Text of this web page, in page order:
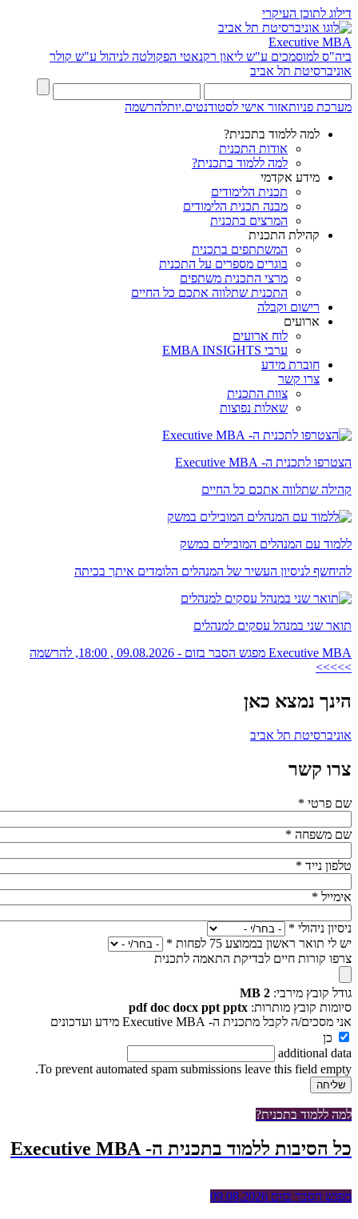
דילוג לתוכן העיקרי
Executive MBA
ביה"ס למוסמכים ע"ש ליאון רקנאטי הפקולטה לניהול ע"ש קולר
אוניברסיטת תל אביב
מערכת פניותאזור אישי לסטודנטים.יותלהרשמה
למה ללמוד בתכנית?
אודות התכנית
למה ללמוד בתכנית?
מידע אקדמי
תכנית הלימודים
מבנה תכנית הלימודים
המרצים בתכנית
קהילת התכנית
המשתתפים בתכנית
בוגרים מספרים על התכנית
מרצי התכנית משתפים
התכנית שתלווה אתכם כל החיים
רישום וקבלה
ארועים
לוח ארועים
ערבי EMBA INSIGHTS
חוברת מידע
צרו קשר
צוות התכנית
שאלות נפוצות
הצטרפו לתכנית ה- Executive MBA
קהילה שתלווה אתכם כל החיים
ללמוד עם המנהלים המובילים במשק
להיחשף לניסיון העשיר של המנהלים הלומדים איתך בכיתה
תואר שני במנהל עסקים למנהלים
Executive MBA מפגש הסבר בזום - 09.08.2026 , 18:00, להרשמה
>>>>>
הינך נמצא כאן
אוניברסיטת תל אביב
צרו קשר
שם פרטי *
שם משפחה *
טלפון נייד *
אימייל *
ניסיון ניהולי *
יש לי תואר ראשון בממוצע 75 לפחות
*
צרפו קורות חיים לבדיקת התאמה לתכנית
גודל קובץ מירבי: 2 MB
סיומות קובץ מותרות: pdf doc docx ppt pptx
אני מסכים/ה לקבל מתכנית ה- Executive MBA מידע ועדכונים
כן
additional data
To prevent automated spam submissions leave this field empty.
למה ללמוד בתכנית?
כל הסיבות ללמוד בתכנית ה- Executive MBA
מפגש הסבר בזום 09.08.2026